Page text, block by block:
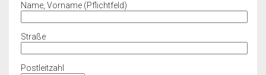
Name, Vorname (Pflichtfeld)
Straße
Postleitzahl